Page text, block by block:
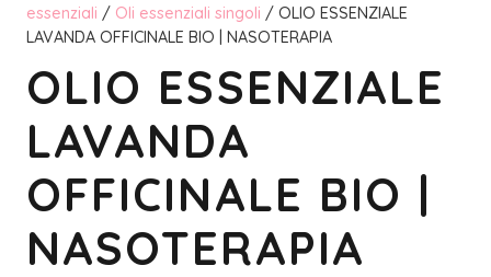
essenziali / Oli essenziali singoli / OLIO ESSENZIALE
LAVANDA OFFICINALE BIO | NASOTERAPIA
OLIO ESSENZIALE
LAVANDA
OFFICINALE BIO |
NASOTERAPIA